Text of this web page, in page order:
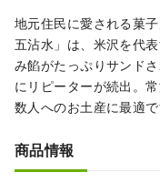
地元住民に愛される菓
五沾水」は、米沢を代
み餡がたっぷりサンド
にリピーターが続出。
数人へのお土産に最適で
商品情報